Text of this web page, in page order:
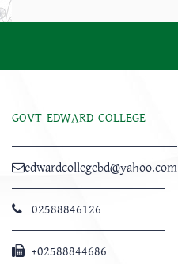
GOVT EDWARD COLLEGE
edwardcollegebd@yahoo.com
02588846126
+02588844686